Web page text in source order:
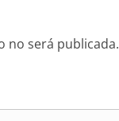
no será publicada.